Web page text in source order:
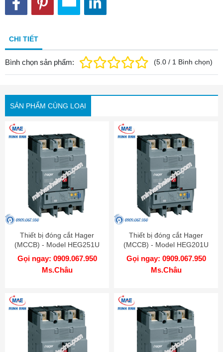
CHI TIẾT
Bình chọn sản phẩm: (5.0 / 1 Bình chọn)
SẢN PHẨM CÙNG LOẠI
Thiết bị đóng cắt Hager
(MCCB) - Model HEG251U
Gọi ngay: 0909.067.950
Ms.Châu
Thiết bị đóng cắt Hager
(MCCB) - Model HEG201U
Gọi ngay: 0909.067.950
Ms.Châu